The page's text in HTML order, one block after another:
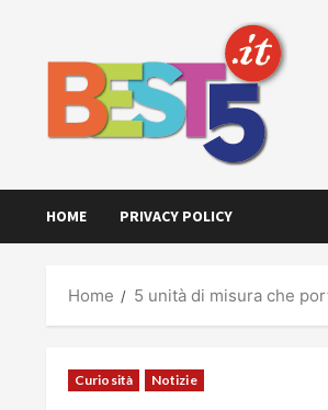
HOME PRIVACY POLICY
Home 5 unità di misura che
Curiosità Notizie